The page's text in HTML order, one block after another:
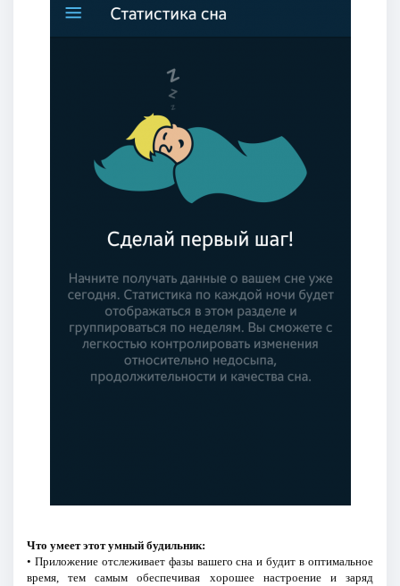
Что умеет этот умный будильник:
• Приложение отслеживает фазы вашего сна и будит в оптимальное
время, тем самым обеспечивая хорошее настроение и заряд